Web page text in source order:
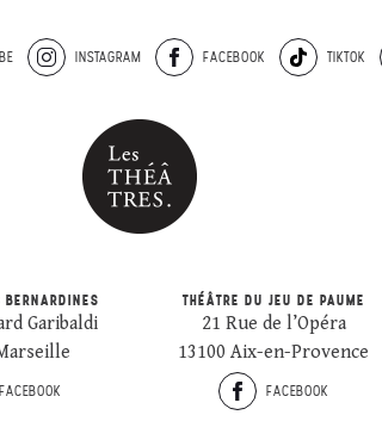
INSTAGRAM FACEBOOK TIKTOK
BERNARDINES
Garibaldi
FACEBOOK
THÉÂTRE DU JEU DE PAUME
21 Rue de l’Opéra
13100 Aix-en-Provence
FACEBOOK